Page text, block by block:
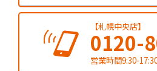
【札幌中央店】
0120-
営業時間9:30-